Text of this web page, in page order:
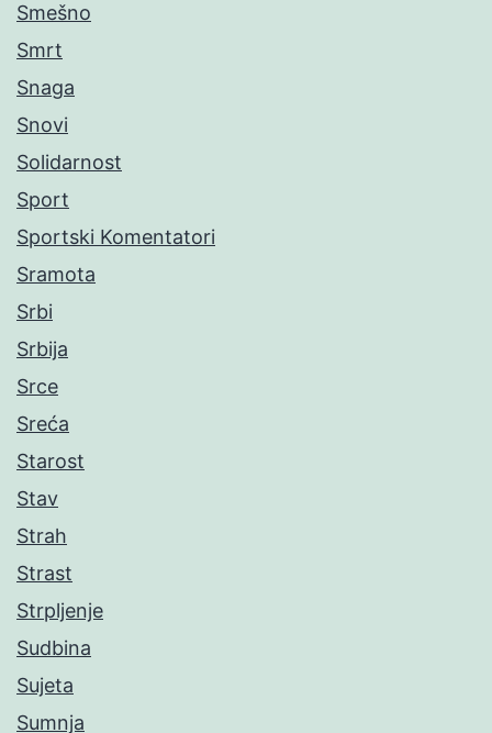
Smešno
Smrt
Snaga
Snovi
Solidarnost
Sport
Sportski Komentatori
Sramota
Srbi
Srbija
Srce
Sreća
Starost
Stav
Strah
Strast
Strpljenje
Sudbina
Sujeta
Sumnja